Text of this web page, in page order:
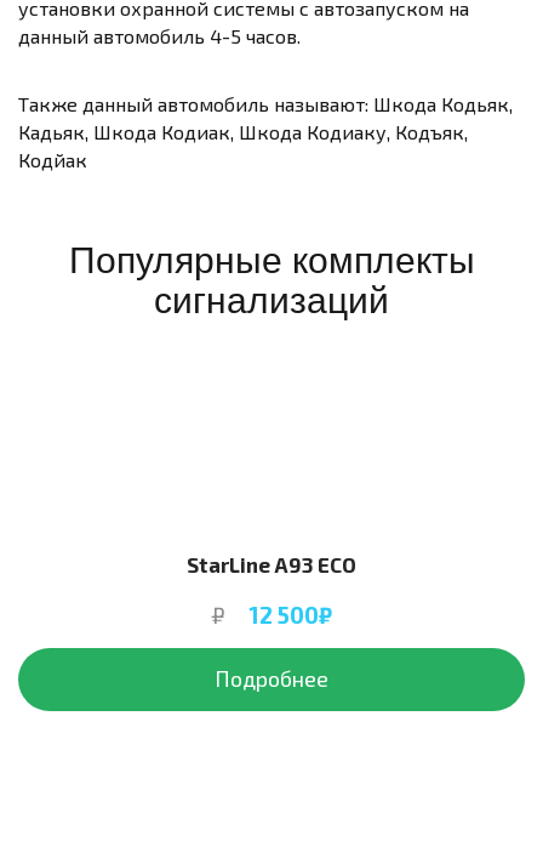
установки охранной системы с автозапуском на
данный автомобиль 4-5 часов.
Также данный автомобиль называют: Шкода Кодьяк,
Кадьяк, Шкода Кодиак, Шкода Кодиаку, Кодъяк,
Кодйак
Популярные комплекты
сигнализаций
StarLine A93 ECO
₽ 12 500₽
Подробнее